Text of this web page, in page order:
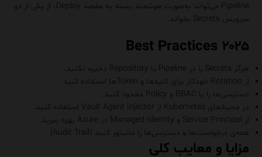
Pipeline می‌تواند به‌صورت هوشمند بسته به مقصد Deploy، از یکی از دو
سرویس Secrets بخواند.
Best Practices ۲۰۲۵
هرگز Secrets را در Pipeline یا Repository ذخیره نکنید.
از Rotation خودکار برای کلیدها و Tokenها استفاده کنید.
دسترسی‌ها را با RBAC و Policy محدود کنید.
در محیط‌های Kubernetes از Vault Agent Injector استفاده کنید.
از Service Principal و Managed Identity در Azure بهره ببرید.
همه‌ی درخواست‌ها و دسترسی‌ها را مانیتور کنید (Audit Trail)
مزایا و معایب کلی